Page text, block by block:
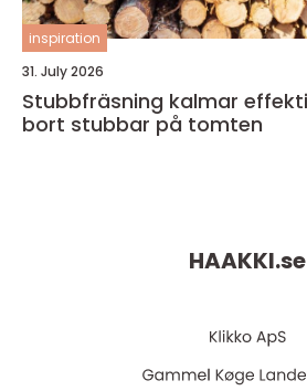
inspiration
31. July 2026
Stubbfräsning kalmar effektivt sätt att få
bort stubbar på tomten
HAAKKI.se